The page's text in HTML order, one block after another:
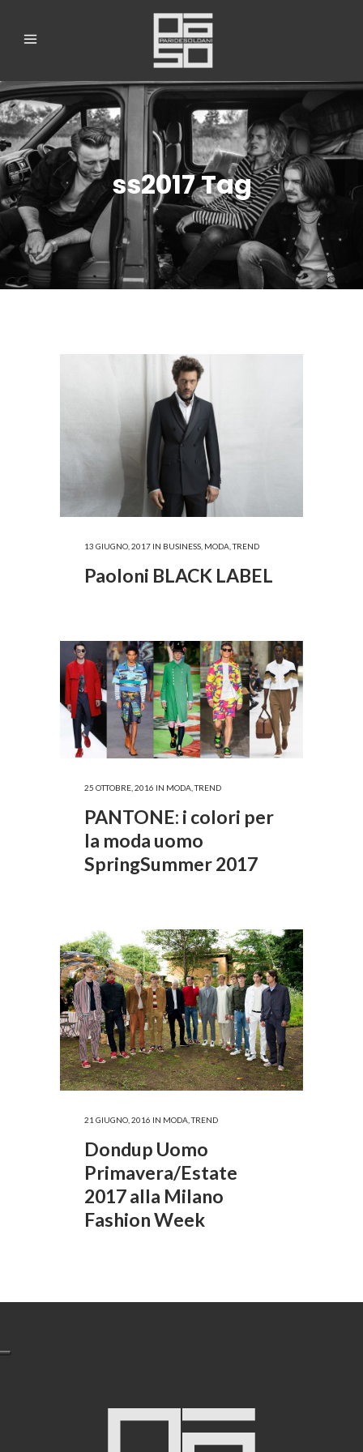
ss2017 Tag
13 GIUGNO, 2017 IN BUSINESS MODA ,TREND
Paoloni BLACK LABEL
25 OTTOBRE, 2016 IN MODA ,TREND
PANTONE: i colori per
la moda uomo
SpringSummer 2017
21 GIUGNO, 2016 IN MODA ,TREND
Dondup Uomo
Primavera/Estate
2017 alla Milano
Fashion Week